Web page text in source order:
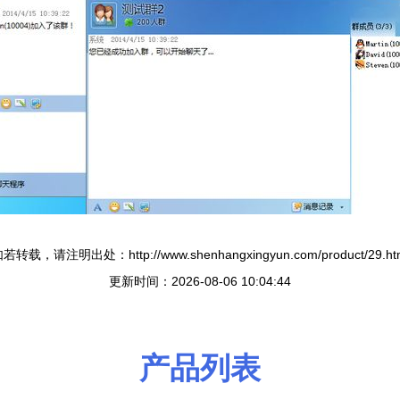
若转载，请注明出处：http://www.shenhangxingyun.com/product/
更新时间：2026-08-06 10:04:44
产品列表